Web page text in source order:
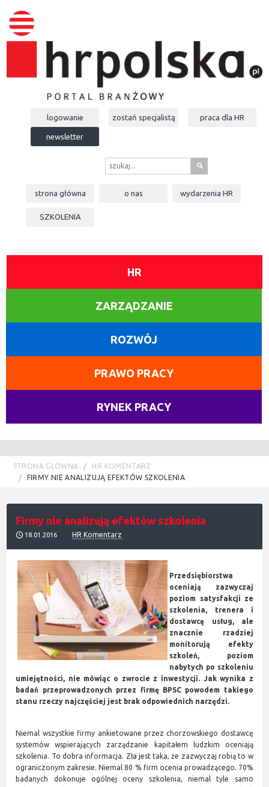
logowanie zostań specjalistą praca dla HR
newsletter
s
strona główna o nas wydarzeniaHR
SZKOLENIA
HR
ZARZĄDZANIE
ROZWÓJ
PRAWO PRACY
RYNEK PRACY
STRONA GŁÓWNA
HR KOMENTARZ
FIRMY NIE ANALIZUJĄ EFEKTÓW SZKOLENIA
Firmy nie analizują efektów szkolenia
18.01.2016 HR Komentarz
Przedsiębiorstwa
oceniają zazwyczaj
poziom satysfakcji ze
szkolenia, trenera i
dostawcę usług, ale
znacznie rzadziej
monitorują efekty
szkoleń, poziom
nabytych po szkoleniu
umiejętności, nie mówiąc o zwrocie z inwestycji. Jak wynika z
badań przeprowadzonych przez firmę BPSC powodem takiego
stanu rzeczy najczęściej jest brak odpowiednich narzędzi.
Niemal wszystkie firmy ankietowane przez chorzowskiego dostawcę
systemów wspierających zarządzanie kapitałem ludzkim oceniają
szkolenia. To dobra informacja. Zła jest taka, że zazwyczaj robią to w
ograniczonym zakresie. Niemal 80 % firm ocenia prowadzącego. 70%
badanych dokonuje ogólnej oceny szkolenia, niemal tyle samo